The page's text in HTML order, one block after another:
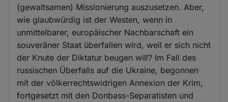
(gewaltsamen) Missionierung auszusetzen. Aber,
wie glaubwürdig ist der Westen, wenn in
unmittelbarer, europäischer Nachbarschaft ein
souveräner Staat überfallen wird, weil er sich nicht
der Knute der Diktatur beugen will? Im Fall des
russischen Überfalls auf die Ukraine, begonnen
mit der völkerrechtswidrigen Annexion der Krim,
fortgesetzt mit den Donbass-Separatisten und